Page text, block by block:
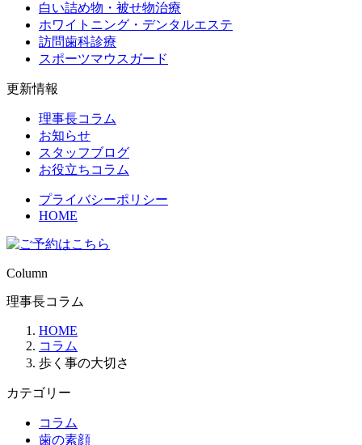
白い詰め物・被せ物治療
ホワイトニング・デンタルエステ
訪問歯科診療
スポーツマウスガード
更新情報
理事長コラム
お知らせ
スタッフブログ
お役立ちコラム
プライバシーポリシー
HOME
Column
理事長コラム
HOME
コラム
歩く事の大切さ
カテゴリー
コラム
歯の素顔